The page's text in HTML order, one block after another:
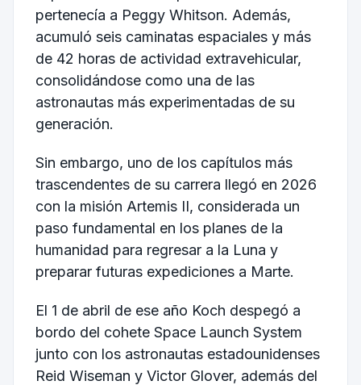
pertenecía a Peggy Whitson. Además,
acumuló seis caminatas espaciales y más
de 42 horas de actividad extravehicular,
consolidándose como una de las
astronautas más experimentadas de su
generación.
Sin embargo, uno de los capítulos más
trascendentes de su carrera llegó en 2026
con la misión Artemis II, considerada un
paso fundamental en los planes de la
humanidad para regresar a la Luna y
preparar futuras expediciones a Marte.
El 1 de abril de ese año Koch despegó a
bordo del cohete Space Launch System
junto con los astronautas estadounidenses
Reid Wiseman y Victor Glover, además del